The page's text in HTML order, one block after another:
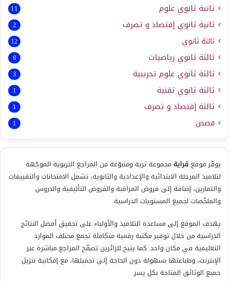
ثانية ثانوي علوم 11
ثانية ثانوي إقتصاد و تصرف 2
ثالثة ثانوي 12
ثالثة ثانوي رياضيات 8
ثالثة ثانوي علوم تجريبية 3
ثالثة ثانوي تقنية 1
ثالثة إقتصاد و تصرف 1
قصص 1
يوفّر موقع قرايةمجموعة ثرية ومتنوّعة من المراجع التربوية الموجّهة
لتلاميذ المرحلة الابتدائية والإعدادية والثانوية، تشمل الامتحانات والتقييمات
والتمارين، إضافة إلى فروض المراقبة والفروض التأليفية والدروس
والملخّصات لجميع المستويات الدراسية.
يهدف الموقع إلى مساعدة التلاميذ والأولياء على تحقيق أفضل النتائج
الدراسية من خلال توفير مكتبة رقمية متكاملة تجمع مختلف الموارد
التعليمية في مكان واحد. كما يتيح للزائرين تصفّح المراجع مباشرة عبر
الإنترنت، وطباعتها بسهولة دون الحاجة إلى تحميلها، مع إمكانية تنزيل
جميع الوثائق المتاحة بكل يسر.